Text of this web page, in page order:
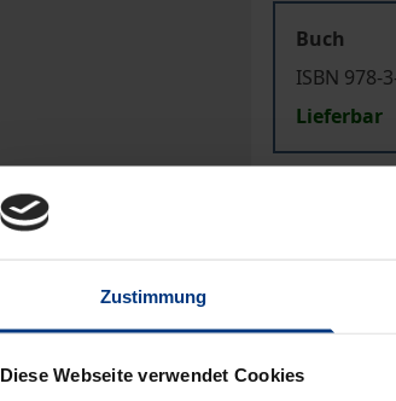
Zustimmung
Diese Webseite verwendet Cookies
Buch
ISBN 978-
Lieferbar